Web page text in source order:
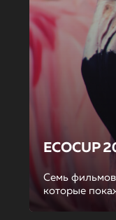
ECOCUP
Семь
которые